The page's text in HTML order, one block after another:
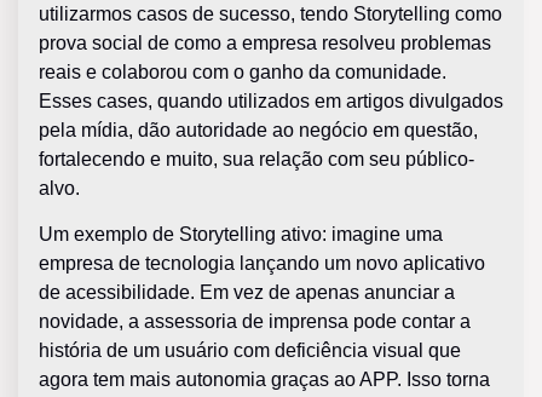
utilizarmos casos de sucesso, tendo Storytelling como
prova social de como a empresa resolveu problemas
reais e colaborou com o ganho da comunidade.
Esses cases, quando utilizados em artigos divulgados
pela mídia, dão autoridade ao negócio em questão,
fortalecendo e muito, sua relação com seu público-
alvo.
Um exemplo de Storytelling ativo: imagine uma
empresa de tecnologia lançando um novo aplicativo
de acessibilidade. Em vez de apenas anunciar a
novidade, a assessoria de imprensa pode contar a
história de um usuário com deficiência visual que
agora tem mais autonomia graças ao APP. Isso torna